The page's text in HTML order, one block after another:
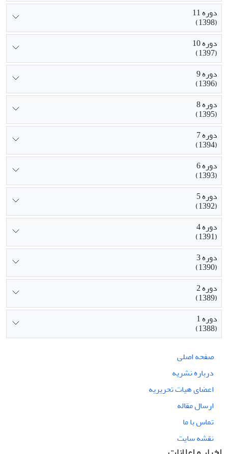
دوره 11
(1398)
دوره 10
(1397)
دوره 9
(1396)
دوره 8
(1395)
دوره 7
(1394)
دوره 6
(1393)
دوره 5
(1392)
دوره 4
(1391)
دوره 3
(1390)
دوره 2
(1389)
دوره 1
(1388)
صفحه اصلی
درباره نشریه
اعضای هیات تحریریه
ارسال مقاله
تماس با ما
نقشه سایت